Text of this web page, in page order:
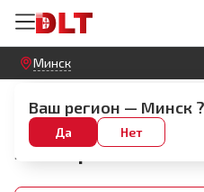
Круглосуточный! Прием
Минск
Ваш регион — Минск ?
Да Нет
Запчасти для присосок
Запчасти для
электрических